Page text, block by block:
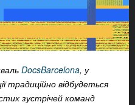
DocsBarcelona, у
традиційно відбудеться
зустрічей команд